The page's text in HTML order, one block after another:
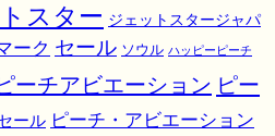
スター ジェットスタージャパ
ーク セール ソウル ハッピーピーチ
ーチアビエーション ピー
ール ピーチ・アビエーション